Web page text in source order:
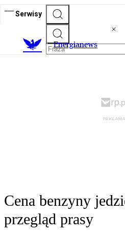
Serwisy
Energianews
Cena benzyny
przegląd prasy